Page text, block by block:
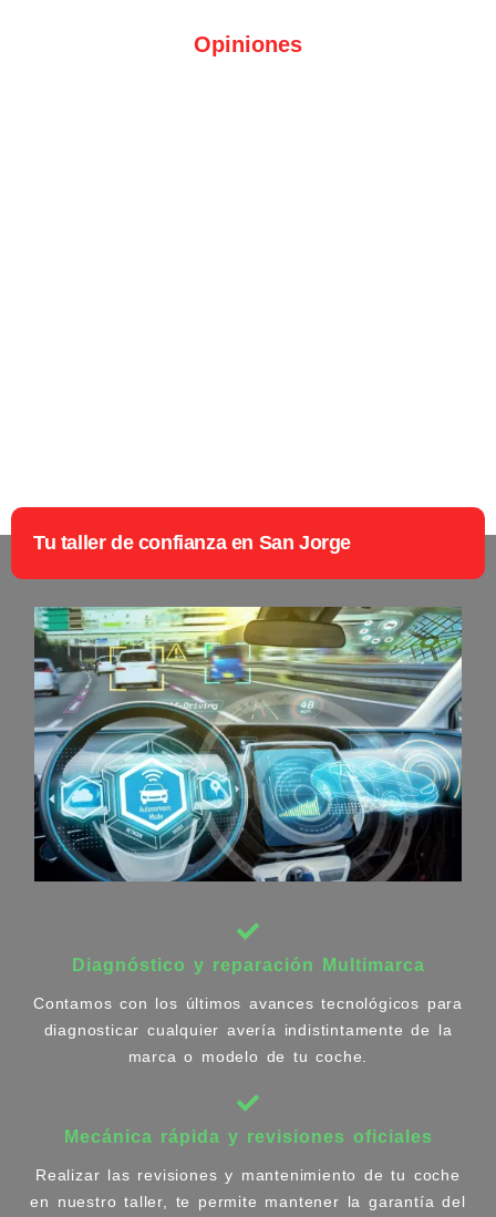
Opiniones
Tu taller de confianza en San Jorge
Diagnóstico y reparación Multimarca
Contamos con los últimos avances tecnológicos para
diagnosticar cualquier avería indistintamente de la
marca o modelo de tu coche.
Mecánica rápida y revisiones oficiales
Realizar las revisiones y mantenimiento de tu coche
en nuestro taller, te permite mantener la garantía del